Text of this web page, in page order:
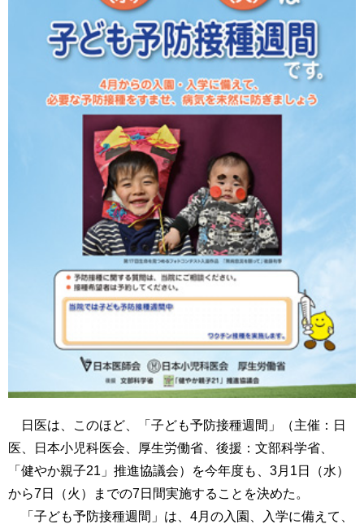
日医は、このほど、「子ども予防接種週間」（主催：日
医、日本小児科医会、厚生労働省、後援：文部科学省、
「健やか親子21」推進協議会）を今年度も、3月1日（水）
から7日（火）までの7日間実施することを決めた。
「子ども予防接種週間」は、4月の入園、入学に備えて、